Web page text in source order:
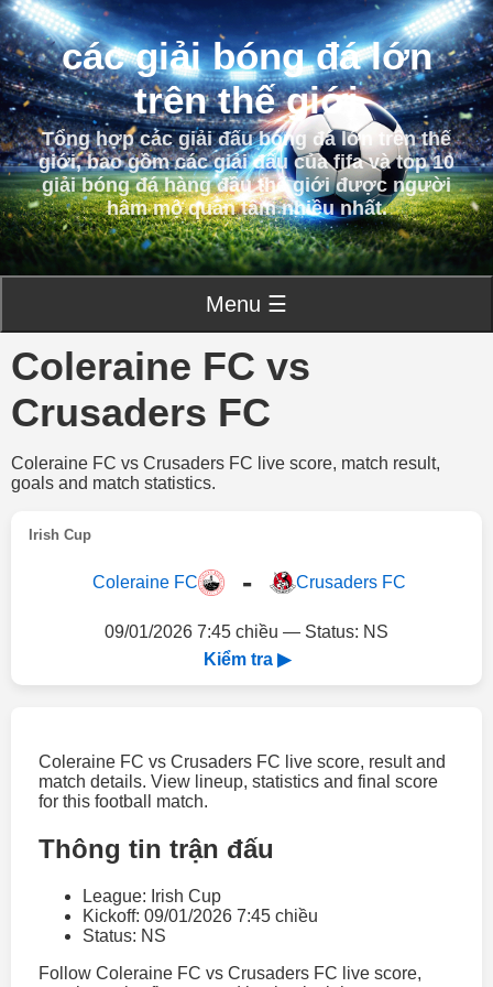
các giải bóng đá lớn
trên thế giới
Tổng hợp các giải đấu bóng đá lớn trên thế
giới, bao gồm các giải đấu của fifa và top 10
giải bóng đá hàng đầu thế giới được người
hâm mộ quan tâm nhiều nhất.
Menu ☰
Coleraine FC vs
Crusaders FC
Coleraine FC vs Crusaders FC live score, match result,
goals and match statistics.
Irish Cup
Coleraine FC - Crusaders FC
09/01/2026 7:45 chiều — Status: NS
Kiểm tra ▶
Coleraine FC vs Crusaders FC live score, result and
match details. View lineup, statistics and final score
for this football match.
Thông tin trận đấu
League: Irish Cup
Kickoff: 09/01/2026 7:45 chiều
Status: NS
Follow Coleraine FC vs Crusaders FC live score,